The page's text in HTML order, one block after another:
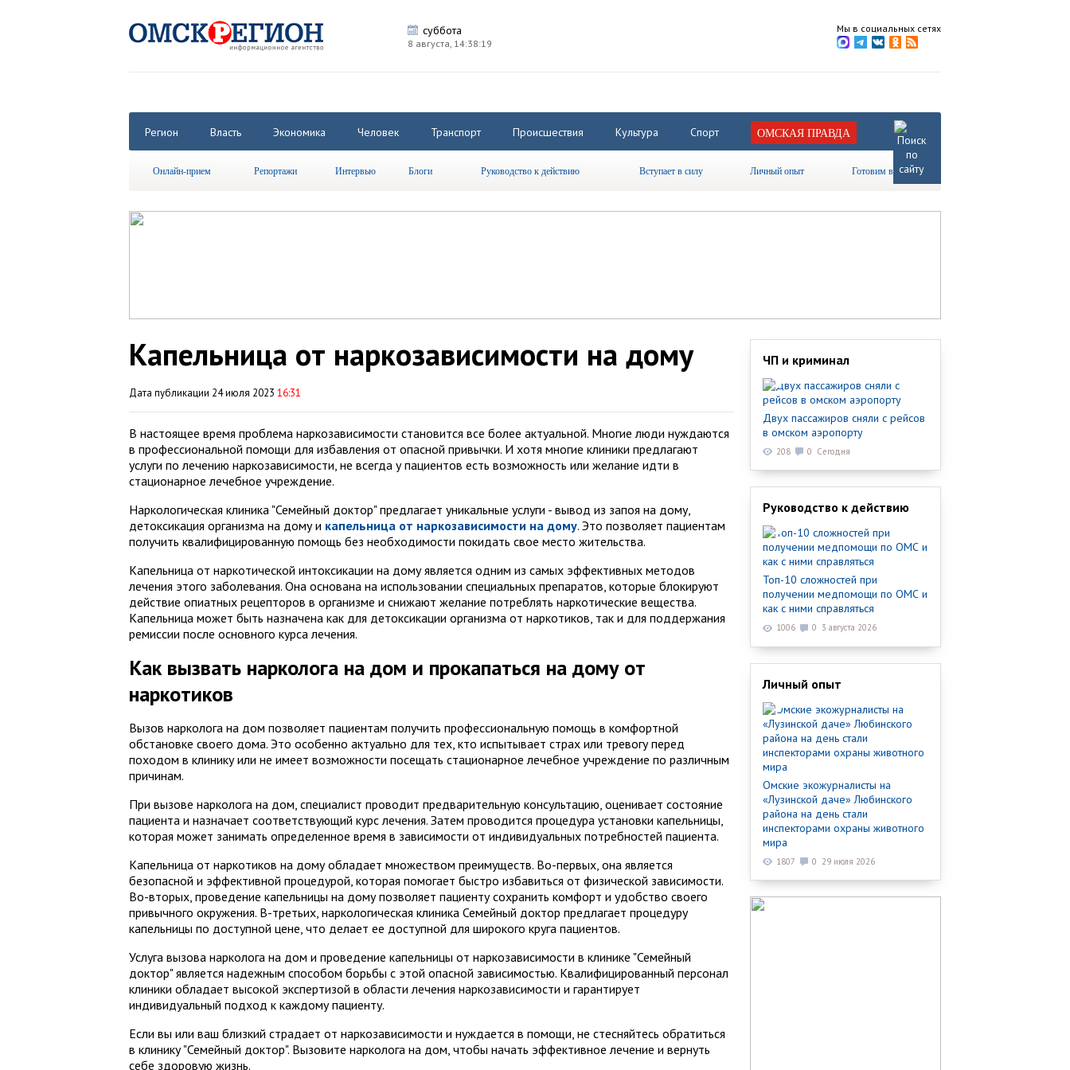
суббота
8 августа, 14:38:20
Мы в социальных сетях
Регион Власть Экономика Человек Транспорт Происшествия Культура Спорт ОМСКАЯ ПРАВДА
Онлайн-прием Репортажи Интервью Блоги Руководство к действию Вступает в силу Личный опыт Готовим вместе
Капельница от наркозависимости на дому
Дата публикации 24 июля 2023 16:31
В настоящее время проблема наркозависимости становится все более актуальной. Многие люди нуждаются
в профессиональной помощи для избавления от опасной привычки. И хотя многие клиники предлагают
услуги по лечению наркозависимости, не всегда у пациентов есть возможность или желание идти в
стационарное лечебное учреждение.
Наркологическая клиника "Семейный доктор" предлагает уникальные услуги - вывод из запоя на дому,
детоксикация организма на дому и капельница от наркозависимости на дому. Это позволяет пациентам
получить квалифицированную помощь без необходимости покидать свое место жительства.
Капельница от наркотической интоксикации на дому является одним из самых эффективных методов
лечения этого заболевания. Она основана на использовании специальных препаратов, которые блокируют
действие опиатных рецепторов в организме и снижают желание потреблять наркотические вещества.
Капельница может быть назначена как для детоксикации организма от наркотиков, так и для поддержания
ремиссии после основного курса лечения.
Как вызвать нарколога на дом и прокапаться на дому от
наркотиков
Вызов нарколога на дом позволяет пациентам получить профессиональную помощь в комфортной
обстановке своего дома. Это особенно актуально для тех, кто испытывает страх или тревогу перед
походом в клинику или не имеет возможности посещать стационарное лечебное учреждение по различным
причинам.
При вызове нарколога на дом, специалист проводит предварительную консультацию, оценивает состояние
пациента и назначает соответствующий курс лечения. Затем проводится процедура установки капельницы,
которая может занимать определенное время в зависимости от индивидуальных потребностей пациента.
Капельница от наркотиков на дому обладает множеством преимуществ. Во-первых, она является
безопасной и эффективной процедурой, которая помогает быстро избавиться от физической зависимости.
Во-вторых, проведение капельницы на дому позволяет пациенту сохранить комфорт и удобство своего
привычного окружения. В-третьих, наркологическая клиника Семейный доктор предлагает процедуру
капельницы по доступной цене, что делает ее доступной для широкого круга пациентов.
Услуга вызова нарколога на дом и проведение капельницы от наркозависимости в клинике "Семейный
доктор" является надежным способом борьбы с этой опасной зависимостью. Квалифицированный персонал
клиники обладает высокой экспертизой в области лечения наркозависимости и гарантирует
индивидуальный подход к каждому пациенту.
Если вы или ваш близкий страдает от наркозависимости и нуждается в помощи, не стесняйтесь обратиться
в клинику "Семейный доктор". Вызовите нарколога на дом, чтобы начать эффективное лечение и вернуть
себе здоровую жизнь.
ЧП и криминал
Двух пассажиров сняли с рейсов
в омском аэропорту
208 0 Сегодня
Руководство к действию
Топ-10 сложностей при
получении медпомощи по ОМС и
как с ними справляться
1006 0 3 августа 2026
Личный опыт
Омские экожурналисты на
«Лузинской даче» Любинского
района на день стали
инспекторами охраны животного
мира
1807 0 29 июля 2026